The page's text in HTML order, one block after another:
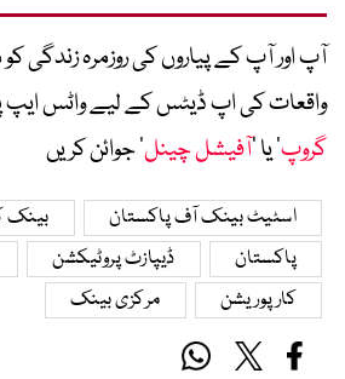
آپ اور آپ کے پیاروں کی روزمرہ زندگی
واقعات کی اپ ڈیٹس کے لیے واٹس ایپ پر
گروپ‘ یا ’آفیشل چینل‘ جوائن کریں
اسٹیٹ بینک آف پاکستان
بینک
پاکستان
ڈیپازٹ پروٹیکشن
کارپوریشن
مرکزی بینک